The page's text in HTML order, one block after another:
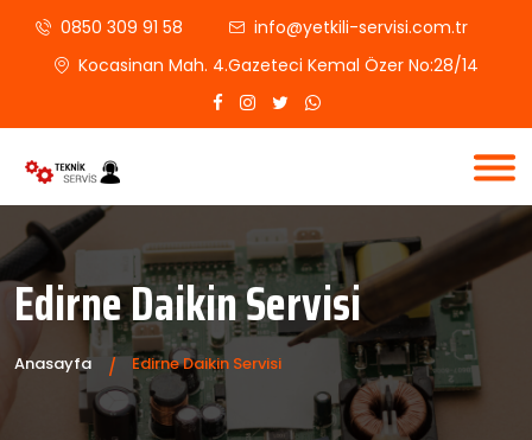
0850 309 91 58
info@yetkili-servisi.com.tr
Kocasinan Mah. 4.Gazeteci Kemal Özer No:28/14
Edirne Daikin Servisi
Anasayfa Edirne Daikin Servisi